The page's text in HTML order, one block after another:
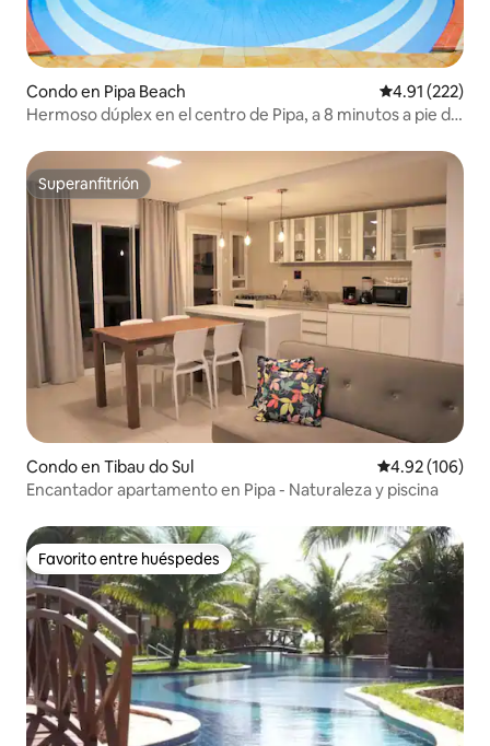
Condo en Pipa Beach Calificación
4.91 (222)
Hermoso dúplex en el centro de Pipa, a 8 minutos a pie de
Superanfitrión
Superanfitrión
Condo en Tibau do Sul Calificación
4.92 (106)
Encantador apartamento en Pipa - Naturaleza y piscina
Favorito entre huéspedes
Favorito entre huéspedes